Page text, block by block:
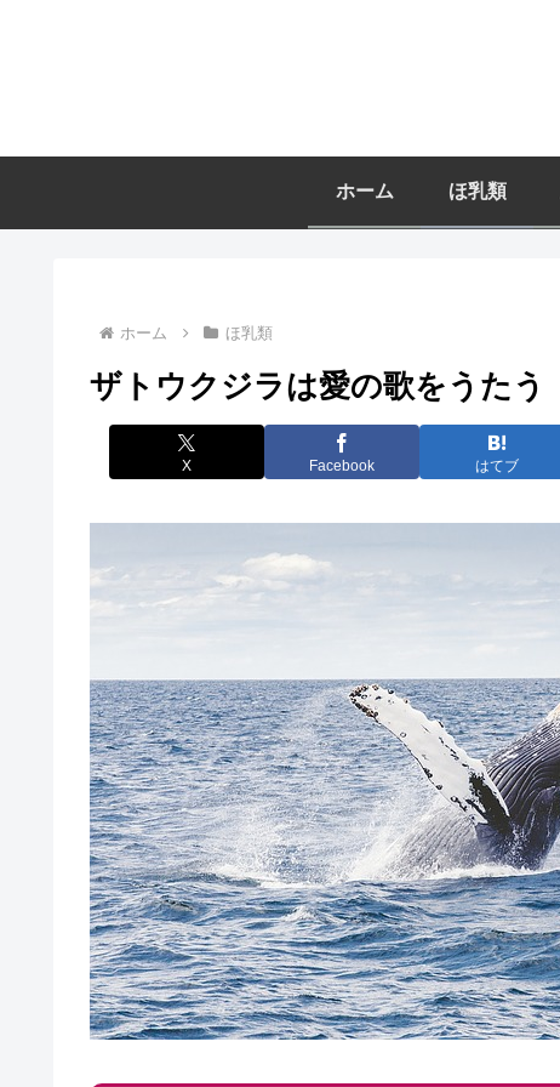
ホーム ほ乳類
ホーム ほ乳類
ザトウクジラは愛の歌をうたう
X Facebook はてブ